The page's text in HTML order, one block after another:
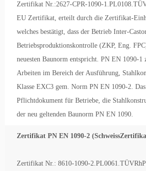
Zertifikat Nr.:2627-CPR-1090-
EU Zertifikat, erteilt durch die Zertifikat-
welches bestätigt, dass der Betrieb Inter-
Betriebsproduktionskontrolle (ZKP, Eng.
neuesten Baunorm entspricht. PN EN 1090-1
Arbeiten im Bereich der Ausführung,
Klasse EXC3 gem. Norm PN EN 1090-2.
Pflichtdokument für Betriebe, die
der neu geltenden Baunorm PN EN 1090.
Zertifikat PN EN 1090-2
Zertifikat Nr.: 8610-1090-